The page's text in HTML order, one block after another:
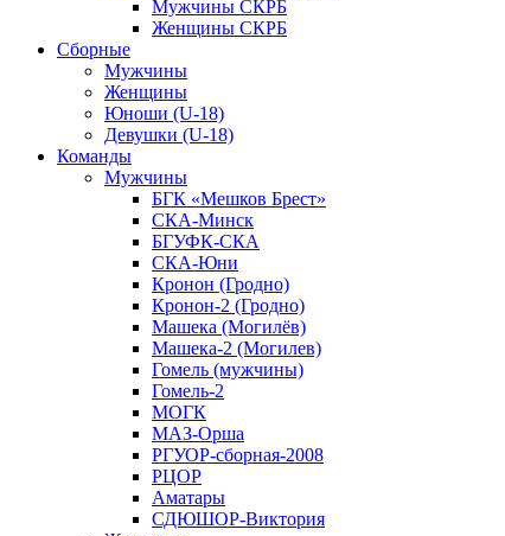
Мужчины СКРБ
Женщины СКРБ
Сборные
Мужчины
Женщины
Юноши (U-18)
Девушки (U-18)
Команды
Мужчины
БГК «Мешков Брест»
СКА-Минск
БГУФК-СКА
СКА-Юни
Кронон (Гродно)
Кронон-2 (Гродно)
Машека (Могилёв)
Машека-2 (Могилев)
Гомель (мужчины)
Гомель-2
МОГК
МАЗ-Орша
РГУОР-сборная-2008
РЦОР
Аматары
СДЮШОР-Виктория